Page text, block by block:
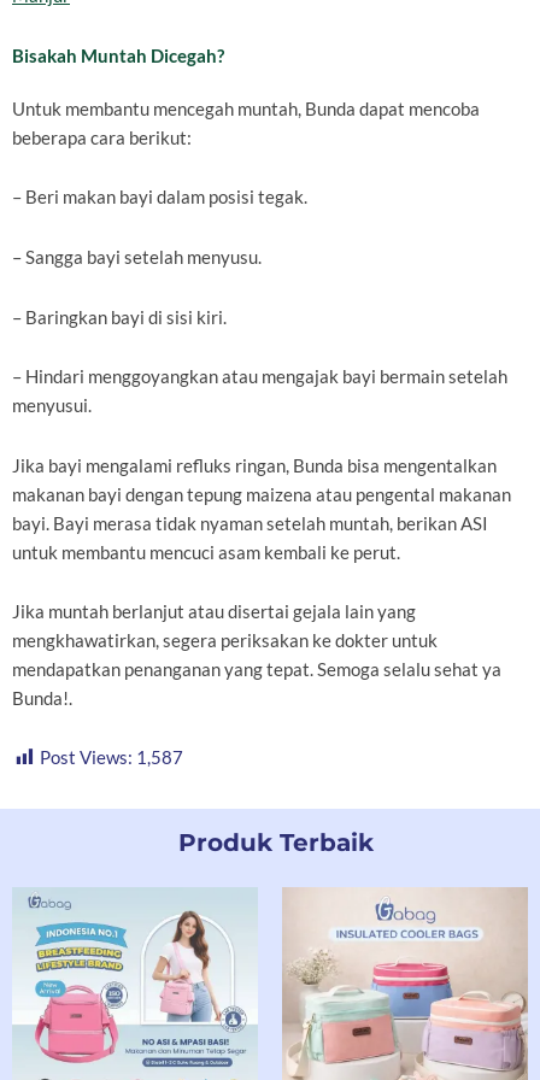
Bisakah Muntah Dicegah?
Untuk membantu mencegah muntah, Bunda dapat mencoba
beberapa cara berikut:
– Beri makan bayi dalam posisi tegak.
– Sangga bayi setelah menyusu.
– Baringkan bayi di sisi kiri.
– Hindari menggoyangkan atau mengajak bayi bermain setelah
menyusui.
Jika bayi mengalami refluks ringan, Bunda bisa mengentalkan
makanan bayi dengan tepung maizena atau pengental makanan
bayi. Bayi merasa tidak nyaman setelah muntah, berikan ASI
untuk membantu mencuci asam kembali ke perut.
Jika muntah berlanjut atau disertai gejala lain yang
mengkhawatirkan, segera periksakan ke dokter untuk
mendapatkan penanganan yang tepat. Semoga selalu sehat ya
Bunda!.
Post Views: 1,587
Produk Terbaik